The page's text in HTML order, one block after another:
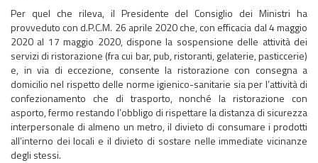
Per quel che rileva, il Presidente del Consiglio dei Ministri ha
provveduto con d.P.C.M. 26 aprile 2020 che, con efficacia dal 4 maggio
2020 al 17 maggio 2020, dispone la sospensione delle attività dei
servizi di ristorazione (fra cui bar, pub, ristoranti, gelaterie, pasticcerie)
e, in via di eccezione, consente la ristorazione con consegna a
domicilio nel rispetto delle norme igienico-sanitarie sia per l’attività di
confezionamento che di trasporto, nonché la ristorazione con
asporto, fermo restando l’obbligo di rispettare la distanza di sicurezza
interpersonale di almeno un metro, il divieto di consumare i prodotti
all’interno dei locali e il divieto di sostare nelle immediate vicinanze
degli stessi.